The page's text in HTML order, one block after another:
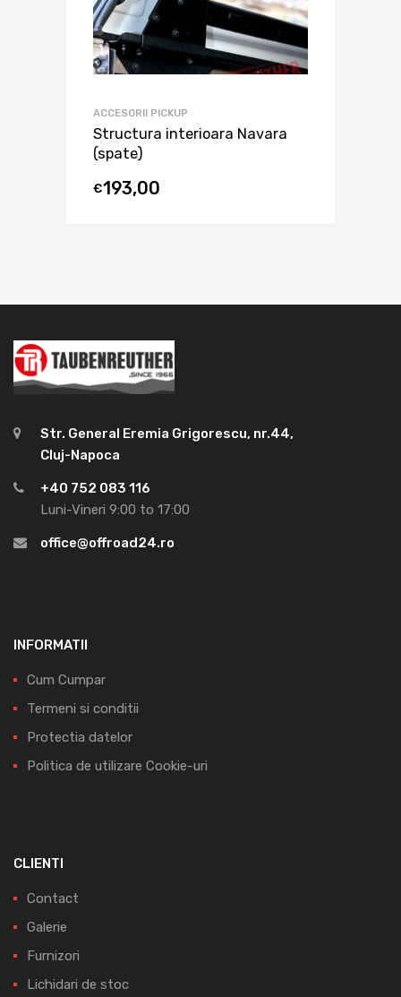
ACCESORII PICKUP
Structura interioara Navara
(spate)
€193,00
Str. General Eremia Grigorescu, nr.44,
Cluj-Napoca
+40 752 083 116
Luni-Vineri 9:00 to 17:00
office@offroad24.ro
INFORMATII
Cum Cumpar
Termeni si conditii
Protectia datelor
Politica de utilizare Cookie-uri
CLIENTI
Contact
Galerie
Furnizori
Lichidari de stoc